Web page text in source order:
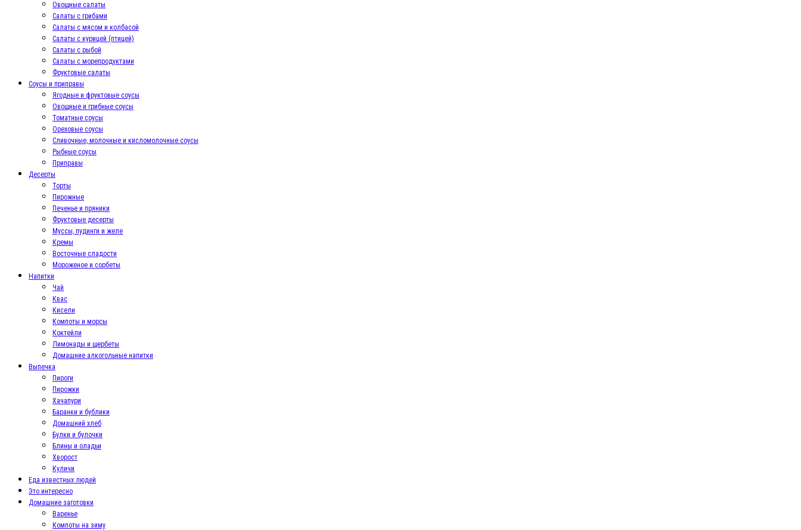
Овощные салаты
Салаты с грибами
Салаты с мясом и колбасой
Салаты с курицей (птицей)
Салаты с рыбой
Салаты с морепродуктами
Фруктовые салаты
Соусы и приправы
Ягодные и фруктовые соусы
Овощные и грибные соусы
Томатные соусы
Ореховые соусы
Сливочные, молочные и кисломолочные соусы
Рыбные соусы
Приправы
Десерты
Торты
Пирожные
Печенье и пряники
Фруктовые десерты
Муссы, пудинги и желе
Кремы
Восточные сладости
Мороженое и сорбеты
Напитки
Чай
Квас
Кисели
Компоты и морсы
Коктейли
Лимонады и щербеты
Домашние алкогольные напитки
Выпечка
Пироги
Пирожки
Хачапури
Баранки и бублики
Домашний хлеб
Булки и булочки
Блины и оладьи
Хворост
Куличи
Еда известных людей
Это интересно
Домашние заготовки
Варенье
Компоты на зиму